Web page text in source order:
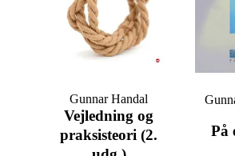
Vejledning og
praksisteori (2.
Gunnar Handal
På